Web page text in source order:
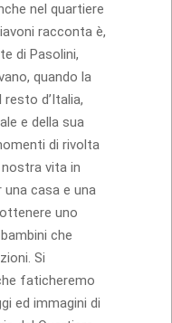
nel quartiere
racconta è,
di Pasolini,
quando la
d’Italia,
e della sua
di rivolta
vita in
una casa e una
uno
che
Si
faticheremo
ed immagini di